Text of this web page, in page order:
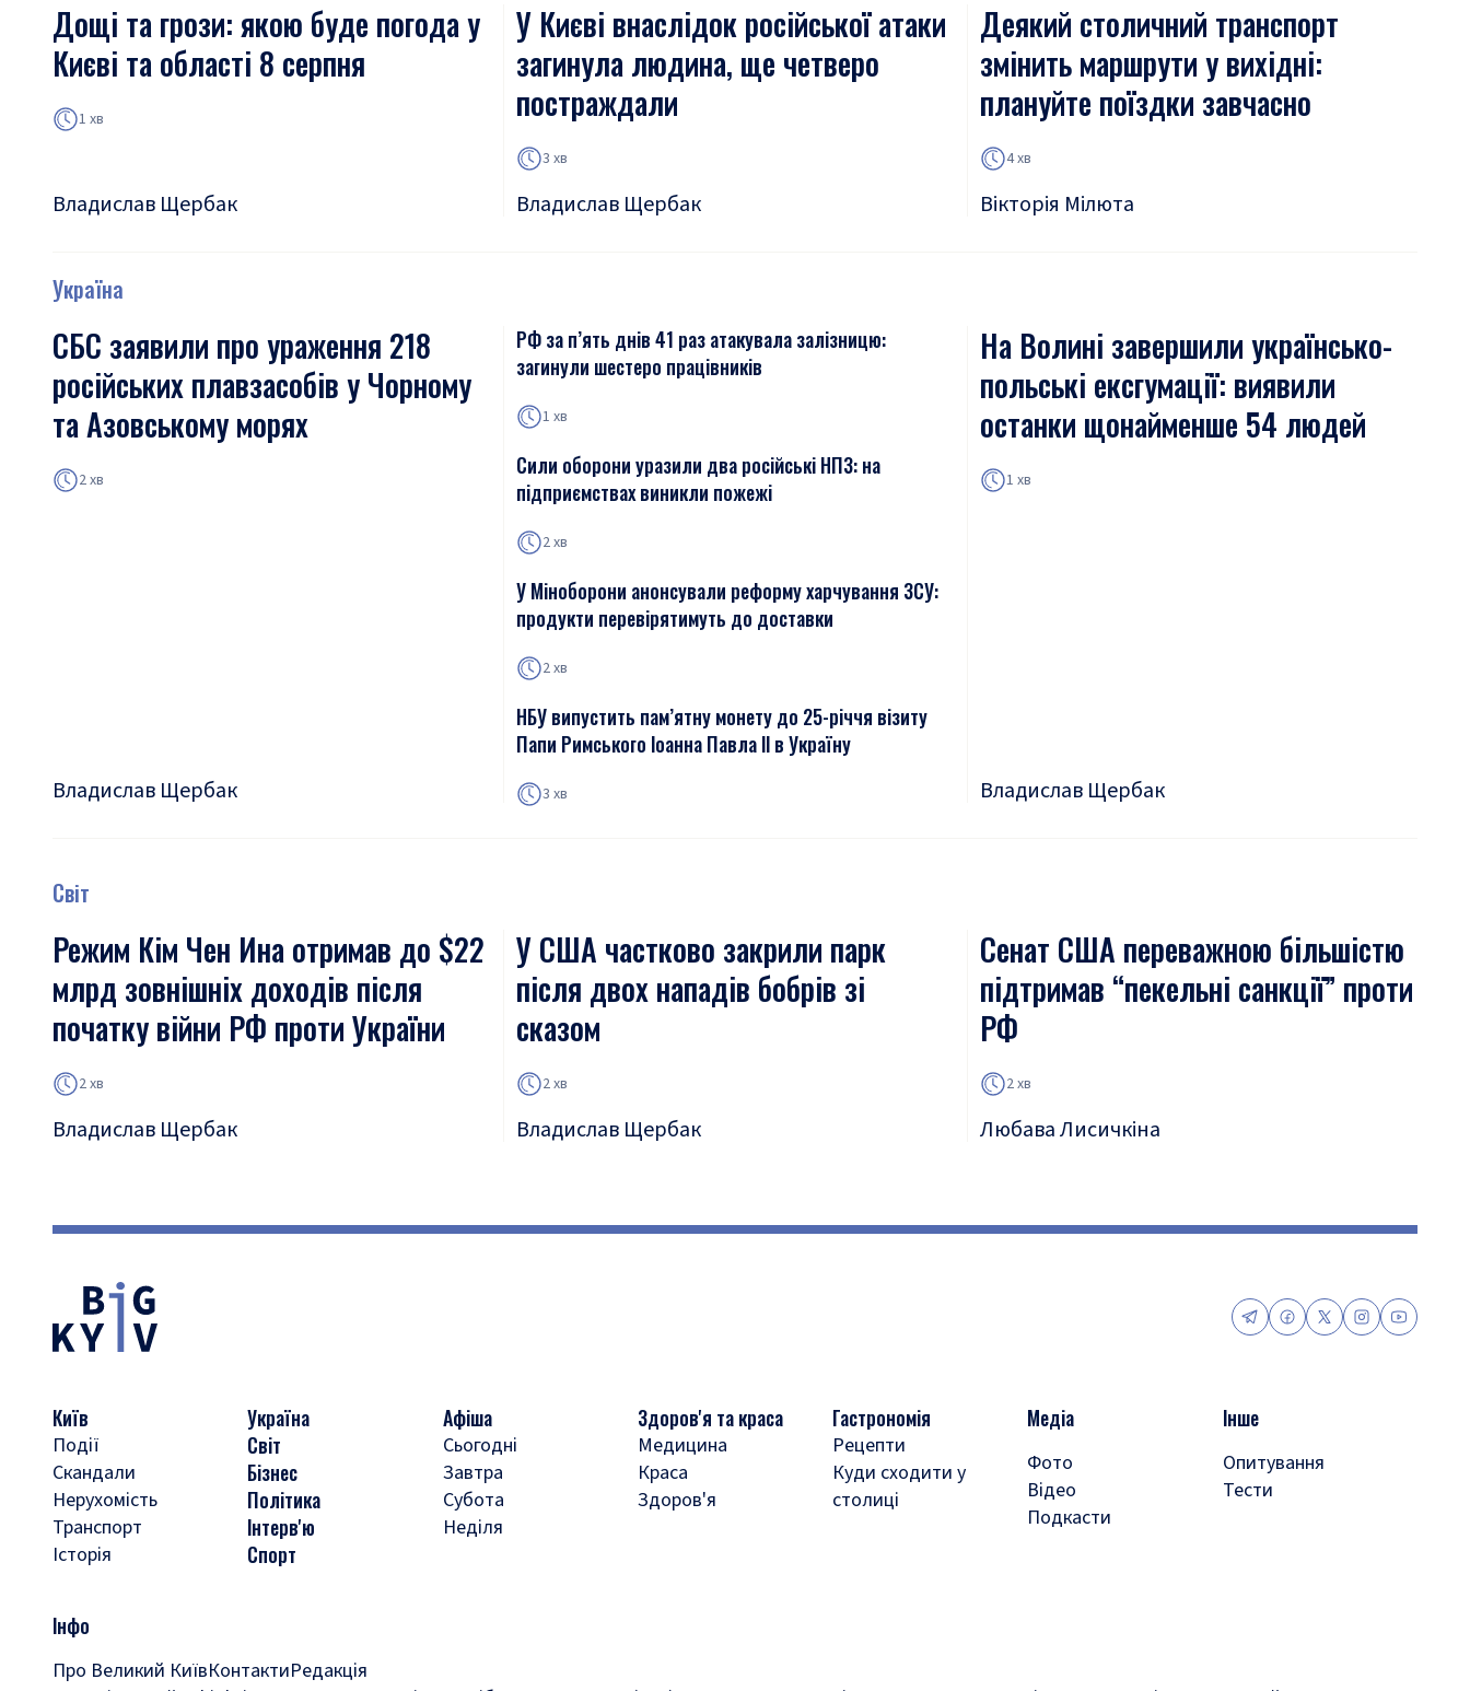
Дощі та грози: якою буде погода у
Києві та області 8 серпня
1 хв
Владислав Щербак
У Києві внаслідок російської атаки
загинула людина, ще четверо
постраждали
3 хв
Владислав Щербак
Деякий столичний транспорт
змінить маршрути у вихідні:
плануйте поїздки завчасно
4 хв
Вікторія Мілюта
Україна
СБС заявили про ураження 218
російських плавзасобів у Чорному
та Азовському морях
2 хв
Владислав Щербак
РФ за п’ять днів 41 раз атакувала залізницю:
загинули шестеро працівників
1 хв
Сили оборони уразили два російські НПЗ: на
підприємствах виникли пожежі
2 хв
У Міноборони анонсували реформу харчування ЗСУ:
продукти перевірятимуть до доставки
2 хв
НБУ випустить пам’ятну монету до 25-річчя візиту
Папи Римського Іоанна Павла ІІ в Україну
3 хв
На Волині завершили українсько-
польські ексгумації: виявили
останки щонайменше 54 людей
1 хв
Владислав Щербак
Світ
Режим Кім Чен Ина отримав до $22
млрд зовнішніх доходів після
початку війни РФ проти України
2 хв
Владислав Щербак
У США частково закрили парк
після двох нападів бобрів зі
сказом
2 хв
Владислав Щербак
Сенат США переважною більшістю
підтримав “пекельні санкції” проти
РФ
2 хв
Любава Лисичкіна
Київ
Події
Скандали
Нерухомість
Транспорт
Історія
Україна
Світ
Бізнес
Політика
Інтерв'ю
Спорт
Афіша
Сьогодні
Завтра
Субота
Неділя
Здоров'я та краса
Медицина
Краса
Здоров'я
Гастрономія
Рецепти
Куди сходити у
столиці
Медіа
Фото
Відео
Подкасти
Інше
Опитування
Тести
Інфо
Про Великий КиївКонтактиРедакція